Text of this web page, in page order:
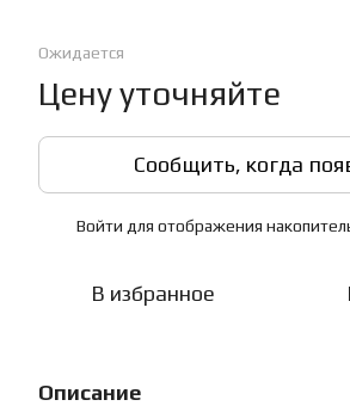
Ожидается
Цену уточняйте
Сообщить, когда
Войти для отображения
В избранное
Описание